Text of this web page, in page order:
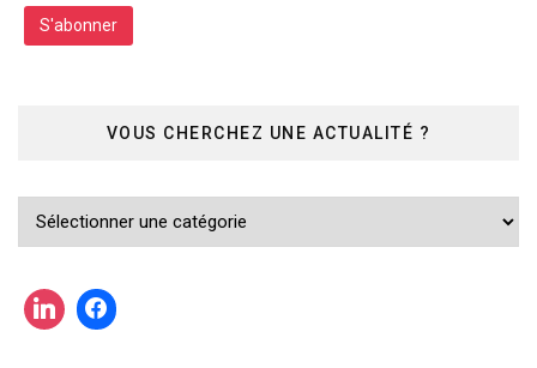
VOUS CHERCHEZ UNE ACTUALITÉ ?
Vous
actualité
?